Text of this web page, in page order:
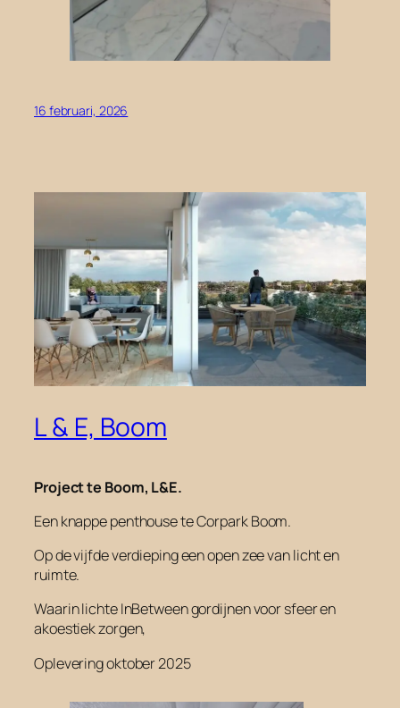
16 februari, 2026
L & E, Boom
Project te Boom, L&E.
Een knappe penthouse te Corpark Boom.
Op de vijfde verdieping een open zee van licht en
ruimte.
Waarin lichte InBetween gordijnen voor sfeer en
akoestiek zorgen,
Oplevering oktober 2025